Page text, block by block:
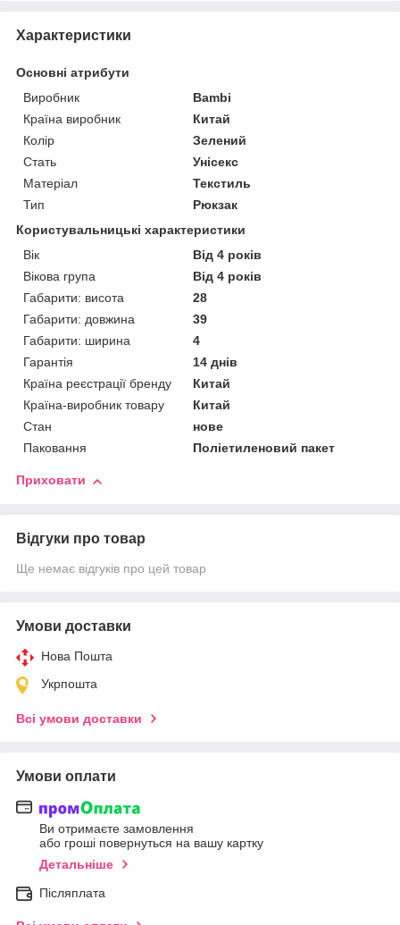
Характеристики
Основні атрибути
Виробник
Bambi
Країна виробник
Китай
Колір
Зелений
Стать
Унісекс
Матеріал
Текстиль
Тип
Рюкзак
Користувальницькі характеристики
Вік
Від 4 років
Вікова група
Від 4 років
Габарити: висота
28
Габарити: довжина
39
Габарити: ширина
4
Гарантія
14 днів
Країна реєстрації бренду
Китай
Країна-виробник товару
Китай
Стан
нове
Паковання
Поліетиленовий пакет
Приховати
Відгуки про товар
Ще немає відгуків про цей товар
Умови доставки
Нова Пошта
Укрпошта
Всі умови доставки
Умови оплати
Ви отримаєте замовлення
або гроші повернуться на вашу картку
Детальніше
Післяплата